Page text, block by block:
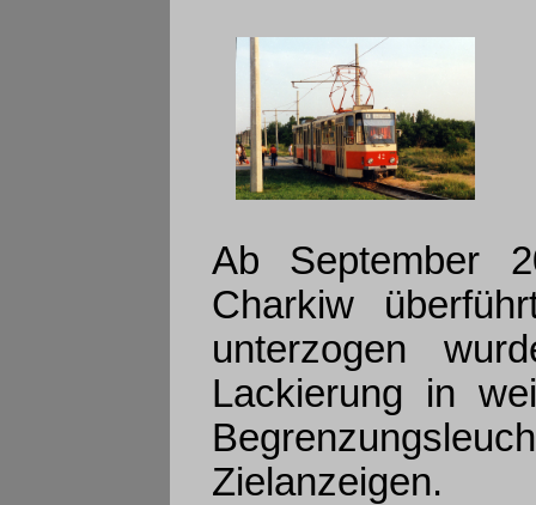
Ab September
Charkiw
unterzogen
Lackierung in
Zielanzeigen.